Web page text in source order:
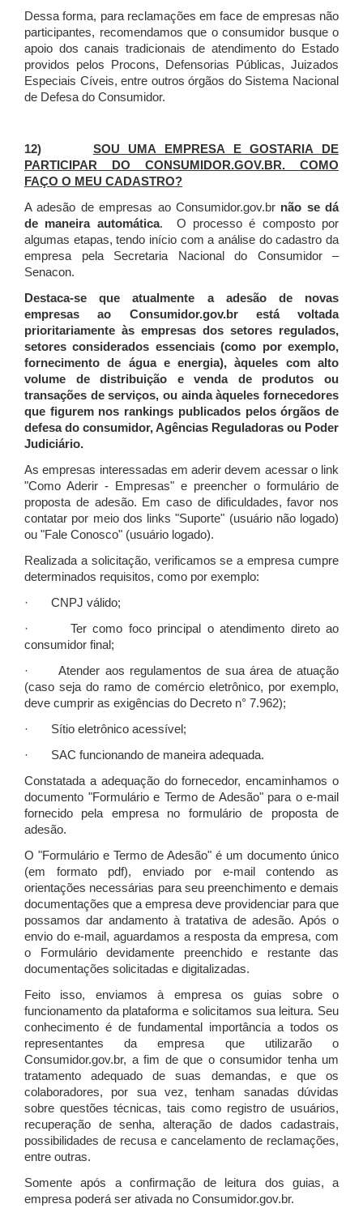
Dessa forma, para reclamações em face de empresas não
participantes, recomendamos que o consumidor busque o
apoio dos canais tradicionais de atendimento do Estado
providos pelos Procons, Defensorias Públicas, Juizados
Especiais Cíveis, entre outros órgãos do Sistema Nacional
de Defesa do Consumidor.
12) SOU UMA EMPRESA E GOSTARIA DE
PARTICIPAR DO CONSUMIDOR.GOV.BR. COMO
FAÇO O MEU CADASTRO?
A adesão de empresas ao Consumidor.gov.br não se dá
de maneira automática. O processo é composto por
algumas etapas, tendo início com a análise do cadastro da
empresa pela Secretaria Nacional do Consumidor –
Senacon.
Destaca-se que atualmente a adesão de novas
empresas ao Consumidor.gov.br está voltada
prioritariamente às empresas dos setores regulados,
setores considerados essenciais (como por exemplo,
fornecimento de água e energia), àqueles com alto
volume de distribuição e venda de produtos ou
transações de serviços, ou ainda àqueles fornecedores
que figurem nos rankings publicados pelos órgãos de
defesa do consumidor, Agências Reguladoras ou Poder
Judiciário.
As empresas interessadas em aderir devem acessar o link
"Como Aderir - Empresas" e preencher o formulário de
proposta de adesão. Em caso de dificuldades, favor nos
contatar por meio dos links "Suporte" (usuário não logado)
ou "Fale Conosco" (usuário logado).
Realizada a solicitação, verificamos se a empresa cumpre
determinados requisitos, como por exemplo:
· CNPJ válido;
· Ter como foco principal o atendimento direto ao
consumidor final;
· Atender aos regulamentos de sua área de atuação
(caso seja do ramo de comércio eletrônico, por exemplo,
deve cumprir as exigências do Decreto n° 7.962);
· Sítio eletrônico acessível;
· SAC funcionando de maneira adequada.
Constatada a adequação do fornecedor, encaminhamos o
documento "Formulário e Termo de Adesão" para o e-mail
fornecido pela empresa no formulário de proposta de
adesão.
O "Formulário e Termo de Adesão" é um documento único
(em formato pdf), enviado por e-mail contendo as
orientações necessárias para seu preenchimento e demais
documentações que a empresa deve providenciar para que
possamos dar andamento à tratativa de adesão. Após o
envio do e-mail, aguardamos a resposta da empresa, com
o Formulário devidamente preenchido e restante das
documentações solicitadas e digitalizadas.
Feito isso, enviamos à empresa os guias sobre o
funcionamento da plataforma e solicitamos sua leitura. Seu
conhecimento é de fundamental importância a todos os
representantes da empresa que utilizarão o
Consumidor.gov.br, a fim de que o consumidor tenha um
tratamento adequado de suas demandas, e que os
colaboradores, por sua vez, tenham sanadas dúvidas
sobre questões técnicas, tais como registro de usuários,
recuperação de senha, alteração de dados cadastrais,
possibilidades de recusa e cancelamento de reclamações,
entre outras.
Somente após a confirmação de leitura dos guias, a
empresa poderá ser ativada no Consumidor.gov.br.